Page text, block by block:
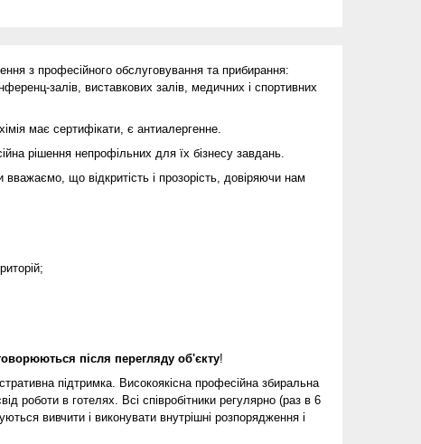
з професійного обслуговування та прибирання:
залів, виставкових залів, медичних і спортивних
має сертифікати, є антиалергенне.
рішення непрофільних для їх бізнесу завдань.
що відкритість і прозорість, довіряючи нам
після перегляду об'єкту!
підтримка. Високоякісна професійна збиральна
роботи в готелях. Всі співробітники регулярно (раз в 6
вивчити і виконувати внутрішні розпорядження і